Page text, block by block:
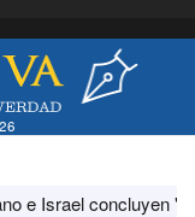
Israel concluyen